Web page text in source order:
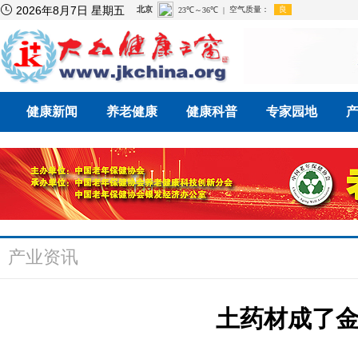
 2026年8月7日 星期五
健康新闻 养老健康 健康科普 专家园地
产业资讯
土药材成了